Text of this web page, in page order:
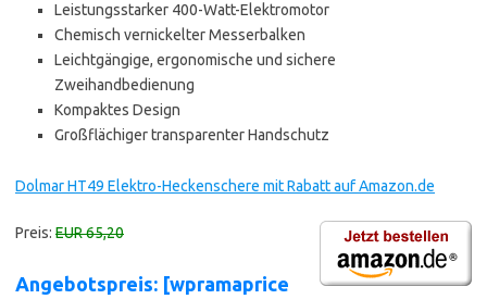
Leistungsstarker 400-Watt-Elektromotor
Chemisch vernickelter Messerbalken
Leichtgängige, ergonomische und sichere
Zweihandbedienung
Kompaktes Design
Großflächiger transparenter Handschutz
Dolmar HT49 Elektro-Heckenschere mit Rabatt auf Amazon.de
Preis: EUR 65,20
Angebotspreis: [wpramaprice